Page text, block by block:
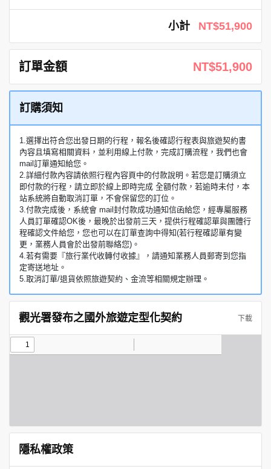
小計 NT$51,900
訂單金額 NT$51,900
訂購須知
1.選擇出符合您出發日期的行程，報名後確認行程表與旅遊契約書
內容且填寫相關資料，並利用線上付款，完成訂購流程，我們也會
mail訂單通知給您。
2.詳細付款內容請依照行程內容頁中的付款說明。若您是訂購須立
即付款的行程，請立即於線上即時完成 全額付款，若逾時未付，本
站系統將自動取消訂單，不會保留您的訂位。
3.付款完成後，系統會 mail封付款成功通知信函給您，經專屬服務
人員訂單確認OK後，最晚於出發前三天，提供行程確認單與團體行
程確認文件給您，您也可以在訂單查詢中得知(若行程確認單有變
更，業務人員會於出發前聯絡您)。
4.若有需要『旅行業代收轉付收據』，請通知業務人員郵寄到您指
定寄送地址。
5.取消訂單/退貨依照旅遊契約、金流等相關規定辦理。
觀光署發布之國外旅遊定型化契約 下載
隱私權政策